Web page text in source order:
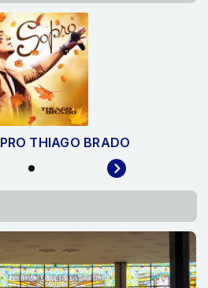
THIAGO BRADO